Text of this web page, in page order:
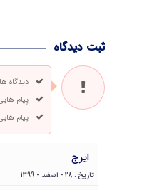
ثبت دیدگاه
دیدگاه
پیام
پیام
ایرج
تاریخ : 28 - اسفند - 1399